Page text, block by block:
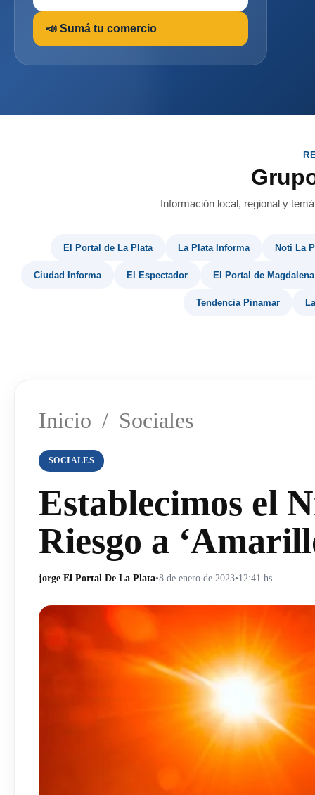
📣 Sumá tu comercio
Información local, regional y
El Portal de La Plata La Plata Informa Noti La
Ciudad Informa El Espectador El Portal de Magdalena
Tendencia Pinamar
Inicio / Sociales
SOCIALES
Establecimos el
Riesgo a
jorge El Portal De La Plata•8 de enero de 2023•12:41 hs